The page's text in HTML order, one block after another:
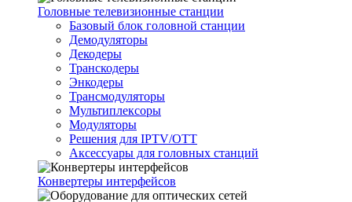
Головные телевизионные станции
Базовый блок головной станции
Демодуляторы
Декодеры
Транскодеры
Энкодеры
Трансмодуляторы
Мультиплексоры
Модуляторы
Решения для IPTV/OTT
Аксессуары для головных станций
Конвертеры интерфейсов